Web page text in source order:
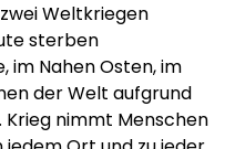
Weltkriegen
sterben
im Nahen Osten, im
der Welt aufgrund
nimmt Menschen